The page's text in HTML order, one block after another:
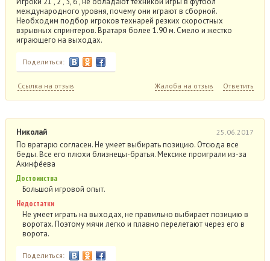
международного уровня, почему они играют в сборной.
Необходим подбор игроков технарей резких скоростных
взрывных спринтеров. Вратаря более 1.90 м. Смело и жестко
играющего на выходах.
Поделиться:
Ссылка на отзыв Жалоба на отзыв Ответить
Николай 25.06.2017
По вратарю согласен. Не умеет выбирать позицию. Отсюда все
беды. Все его плюхи близнецы-братья. Мексике проиграли из-за
Акинфе́ева
Достоинства
Большой игровой опыт.
Недостатки
Не умеет играть на выходах, не правильно выбирает позицию в
воротах. Поэтому мячи легко и плавно перелетают через его в
ворота.
Поделиться: